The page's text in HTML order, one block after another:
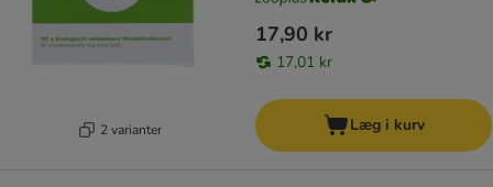
2 varianter
17,90 kr
17,01 kr
Læg i kurv